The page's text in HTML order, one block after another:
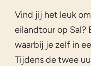
Vind jij het leuk
eilandtour op Sal?
waarbij je zelf in
Tijdens de twee